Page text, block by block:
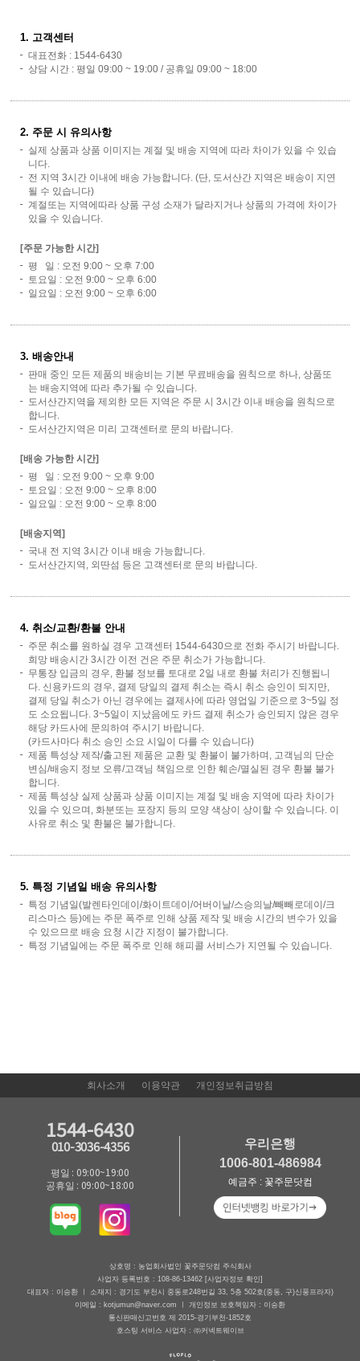
1. 고객센터
대표전화 : 1544-6430
상담 시간 : 평일 09:00 ~ 19:00 / 공휴일 09:00 ~ 18:00
2. 주문 시 유의사항
실제 상품과 상품 이미지는 계절 및 배송 지역에 따라 차이가 있을 수 있습
니다.
전 지역 3시간 이내에 배송 가능합니다. (단, 도서산간 지역은 배송이 지연
될 수 있습니다)
계절또는 지역에따라 상품 구성 소재가 달라지거나 상품의 가격에 차이가
있을 수 있습니다.
[주문 가능한 시간]
평 일 : 오전 9:00 ~ 오후 7:00
토요일 : 오전 9:00 ~ 오후 6:00
일요일 : 오전 9:00 ~ 오후 6:00
3. 배송안내
판매 중인 모든 제품의 배송비는 기본 무료배송을 원칙으로 하나, 상품또
는 배송지역에 따라 추가될 수 있습니다.
도서산간지역을 제외한 모든 지역은 주문 시 3시간 이내 배송을 원칙으로
합니다.
도서산간지역은 미리 고객센터로 문의 바랍니다.
[배송 가능한 시간]
평 일 : 오전 9:00 ~ 오후 9:00
토요일 : 오전 9:00 ~ 오후 8:00
일요일 : 오전 9:00 ~ 오후 8:00
[배송지역]
국내 전 지역 3시간 이내 배송 가능합니다.
도서산간지역, 외딴섬 등은 고객센터로 문의 바랍니다.
4. 취소/교환/환불 안내
주문 취소를 원하실 경우 고객센터 1544-6430으로 전화 주시기 바랍니다.
희망 배송시간 3시간 이전 건은 주문 취소가 가능합니다.
무통장 입금의 경우, 환불 정보를 토대로 2일 내로 환불 처리가 진행됩니
다. 신용카드의 경우, 결제 당일의 결제 취소는 즉시 취소 승인이 되지만,
결제 당일 취소가 아닌 경우에는 결제사에 따라 영업일 기준으로 3~5일 정
도 소요됩니다. 3~5일이 지났음에도 카드 결제 취소가 승인되지 않은 경우
해당 카드사에 문의하여 주시기 바랍니다.
(카드사마다 취소 승인 소요 시일이 다를 수 있습니다)
제품 특성상 제작/출고된 제품은 교환 및 환불이 불가하며, 고객님의 단순
변심/배송지 정보 오류/고객님 책임으로 인한 훼손/멸실된 경우 환불 불가
합니다.
제품 특성상 실제 상품과 상품 이미지는 계절 및 배송 지역에 따라 차이가
있을 수 있으며, 화분또는 포장지 등의 모양 색상이 상이할 수 있습니다. 이
사유로 취소 및 환불은 불가합니다.
5. 특정 기념일 배송 유의사항
특정 기념일(발렌타인데이/화이트데이/어버이날/스승의날/빼빼로데이/크
리스마스 등)에는 주문 폭주로 인해 상품 제작 및 배송 시간의 변수가 있을
수 있으므로 배송 요청 시간 지정이 불가합니다.
특정 기념일에는 주문 폭주로 인해 해피콜 서비스가 지연될 수 있습니다.
회사소개 이용약관 개인정보취급방침
1544-6430
010-3036-4356
평일 : 09:00~19:00
공휴일 : 09:00~18:00
우리은행
1006-801-486984
예금주 : 꽃주문닷컴
상호명 : 농업회사법인 꽃주문닷컴 주식회사
사업자 등록번호 : 108-86-13462 [사업자정보 확인]
대표자 : 이승환 ㅣ 소재지 : 경기도 부천시 중동로248번길 33, 5층 502호(중동, 구)신풍프라자)
이메일 : kotjumun@naver.com ㅣ 개인정보 보호책임자 : 이승환
통신판매신고번호 제 2015-경기부천-1852호
호스팅 서비스 사업자 : ㈜커넥트웨이브